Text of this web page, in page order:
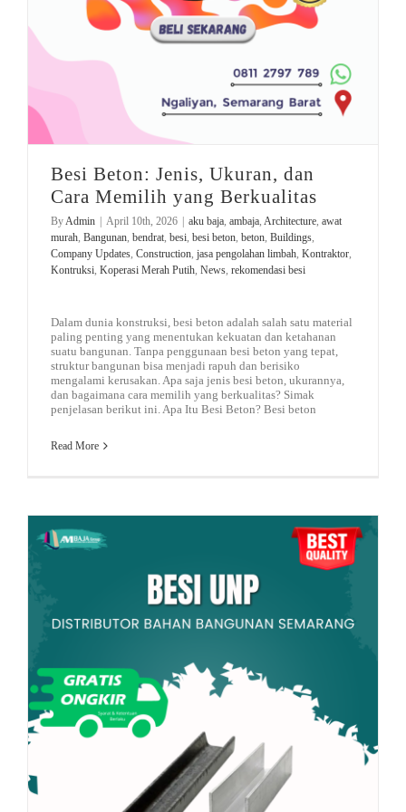
Besi Beton: Jenis, Ukuran, dan
Cara Memilih yang Berkualitas
ByAdmin April 10th, 2026 aku baja, ambaja, Architecture, awat
murah, Bangunan, bendrat, besi, besi beton, beton, Buildings,
Company Updates, Construction, jasa pengolahan limbah, Kontraktor,
Kontruksi, Koperasi Merah Putih, News, rekomendasi besi
Dalam dunia konstruksi, besi beton adalah salah satu material
paling penting yang menentukan kekuatan dan ketahanan
suatu bangunan. Tanpa penggunaan besi beton yang tepat,
struktur bangunan bisa menjadi rapuh dan berisiko
mengalami kerusakan. Apa saja jenis besi beton, ukurannya,
dan bagaimana cara memilih yang berkualitas? Simak
penjelasan berikut ini. Apa Itu Besi Beton? Besi beton
Read More